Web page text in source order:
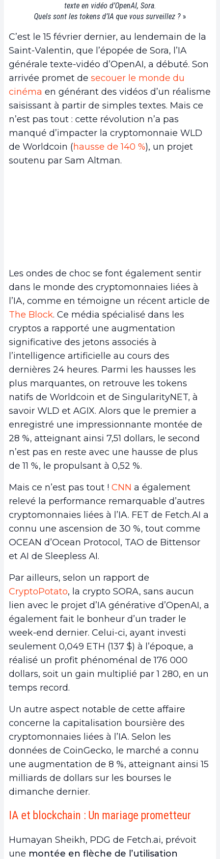
texte en vidéo d’OpenAI, Sora.
Quels sont les tokens d’IA que vous surveillez ? »
C’est le 15 février dernier, au lendemain de la
Saint-Valentin, que l’épopée de Sora, l’IA
générale texte-vidéo d’OpenAI, a débuté. Son
arrivée promet de secouer le monde du
cinéma en générant des vidéos d’un réalisme
saisissant à partir de simples textes. Mais ce
n’est pas tout : cette révolution n’a pas
manqué d’impacter la cryptomonnaie WLD
de Worldcoin (hausse de 140 %), un projet
soutenu par Sam Altman.
Les ondes de choc se font également sentir
dans le monde des cryptomonnaies liées à
l’IA, comme en témoigne un récent article de
The Block. Ce média spécialisé dans les
cryptos a rapporté une augmentation
significative des jetons associés à
l’intelligence artificielle au cours des
dernières 24 heures. Parmi les hausses les
plus marquantes, on retrouve les tokens
natifs de Worldcoin et de SingularityNET, à
savoir WLD et AGIX. Alors que le premier a
enregistré une impressionnante montée de
28 %, atteignant ainsi 7,51 dollars, le second
n’est pas en reste avec une hausse de plus
de 11 %, le propulsant à 0,52 %.
Mais ce n’est pas tout ! CNN a également
relevé la performance remarquable d’autres
cryptomonnaies liées à l’IA. FET de Fetch.AI a
connu une ascension de 30 %, tout comme
OCEAN d’Ocean Protocol, TAO de Bittensor
et AI de Sleepless AI.
Par ailleurs, selon un rapport de
CryptoPotato, la crypto SORA, sans aucun
lien avec le projet d’IA générative d’OpenAI, a
également fait le bonheur d’un trader le
week-end dernier. Celui-ci, ayant investi
seulement 0,049 ETH (137 $) à l’époque, a
réalisé un profit phénoménal de 176 000
dollars, soit un gain multiplié par 1 280, en un
temps record.
Un autre aspect notable de cette affaire
concerne la capitalisation boursière des
cryptomonnaies liées à l’IA. Selon les
données de CoinGecko, le marché a connu
une augmentation de 8 %, atteignant ainsi 15
milliards de dollars sur les bourses le
dimanche dernier.
IA et blockchain : Un mariage prometteur
Humayan Sheikh, PDG de Fetch.ai, prévoit
une montée en flèche de l’utilisation